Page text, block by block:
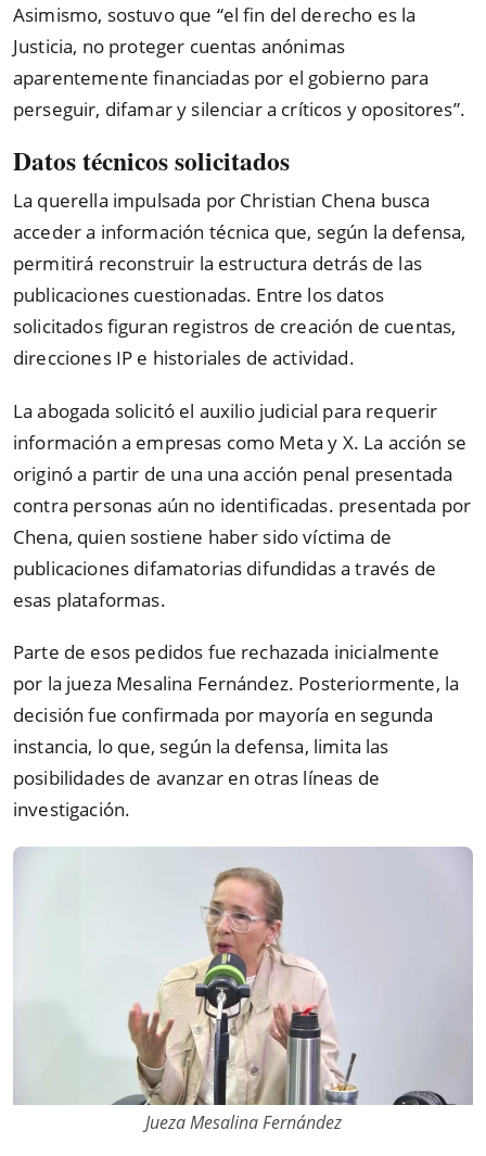
Asimismo, sostuvo que “el fin del derecho es la
Justicia, no proteger cuentas anónimas
aparentemente financiadas por el gobierno para
perseguir, difamar y silenciar a críticos y opositores”.
Datos técnicos solicitados
La querella impulsada por Christian Chena busca
acceder a información técnica que, según la defensa,
permitirá reconstruir la estructura detrás de las
publicaciones cuestionadas. Entre los datos
solicitados figuran registros de creación de cuentas,
direcciones IP e historiales de actividad.
La abogada solicitó el auxilio judicial para requerir
información a empresas como Meta y X. La acción se
originó a partir de una una acción penal presentada
contra personas aún no identificadas. presentada por
Chena, quien sostiene haber sido víctima de
publicaciones difamatorias difundidas a través de
esas plataformas.
Parte de esos pedidos fue rechazada inicialmente
por la jueza Mesalina Fernández. Posteriormente, la
decisión fue confirmada por mayoría en segunda
instancia, lo que, según la defensa, limita las
posibilidades de avanzar en otras líneas de
investigación.
Jueza Mesalina Fernández